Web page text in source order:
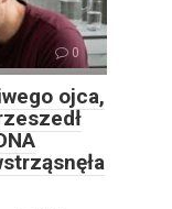
0
ojca,